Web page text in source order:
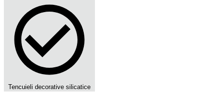
Tencuieli decorative silicatice